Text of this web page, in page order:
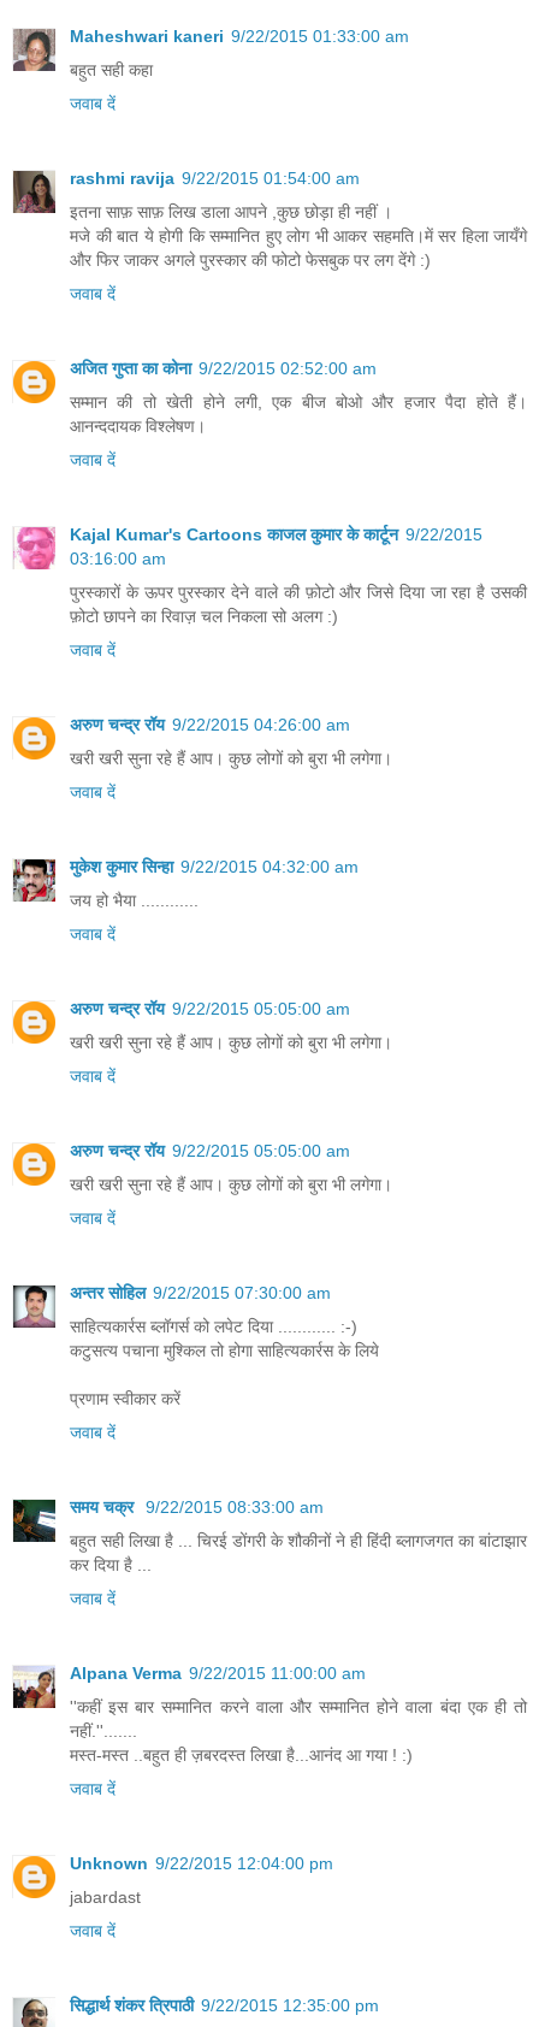
Maheshwari kaneri 9/22/2015 01:33:00 am
बहुत सही कहा
जवाब दें
rashmi ravija 9/22/2015 01:54:00 am
इतना साफ़ साफ़ लिख डाला आपने ,कुछ छोड़ा ही नहीं ।
मजे की बात ये होगी कि सम्मानित हुए लोग भी आकर सहमति।में सर हिला जायँगे
और फिर जाकर अगले पुरस्कार की फोटो फेसबुक पर लग देंगे :)
जवाब दें
अजित गुप्ता का कोना 9/22/2015 02:52:00 am
सम्‍मान की तो खेती होने लगी, एक बीज बोओ और हजार पैदा होते हैं।
आनन्‍ददायक विश्‍लेषण।
जवाब दें
Kajal Kumar's Cartoons काजल कुमार के कार्टून 9/22/2015
03:16:00 am
पुरस्‍कारों के ऊपर पुरस्‍कार देने वाले की फ़ोटो और जि‍से दि‍या जा रहा है उसकी
फ़ोटो छापने का रि‍वाज़ चल नि‍कला सो अलग :)
जवाब दें
अरुण चन्द्र रॉय 9/22/2015 04:26:00 am
खरी खरी सुना रहे हैं आप। कुछ लोगों को बुरा भी लगेगा।
जवाब दें
मुकेश कुमार सिन्हा 9/22/2015 04:32:00 am
जय हो भैया ............
जवाब दें
अरुण चन्द्र रॉय 9/22/2015 05:05:00 am
खरी खरी सुना रहे हैं आप। कुछ लोगों को बुरा भी लगेगा।
जवाब दें
अरुण चन्द्र रॉय 9/22/2015 05:05:00 am
खरी खरी सुना रहे हैं आप। कुछ लोगों को बुरा भी लगेगा।
जवाब दें
अन्तर सोहिल 9/22/2015 07:30:00 am
साहित्यकार्रस ब्लॉगर्स को लपेट दिया ............ :-)
कटुसत्य पचाना मुश्किल तो होगा साहित्यकार्रस के लिये
प्रणाम स्वीकार करें
जवाब दें
समय चक्र 9/22/2015 08:33:00 am
बहुत सही लिखा है ... चिरई डोंगरी के शौकीनों ने ही हिंदी ब्लागजगत का बांटाझार
कर दिया है ...
जवाब दें
Alpana Verma 9/22/2015 11:00:00 am
''कहीं इस बार सम्मानित करने वाला और सम्मानित होने वाला बंदा एक ही तो
नहीं.''.......
मस्त-मस्त ..बहुत ही ज़बरदस्त लिखा है...आनंद आ गया ! :)
जवाब दें
Unknown 9/22/2015 12:04:00 pm
jabardast
जवाब दें
सिद्धार्थ शंकर त्रिपाठी 9/22/2015 12:35:00 pm